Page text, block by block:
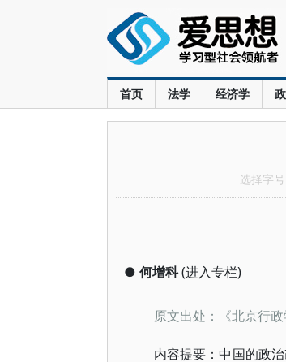
首页 法学 经济学
选择字号
● 何增科(进入专栏)
原文出处：《北京行政
内容提要：中国的政